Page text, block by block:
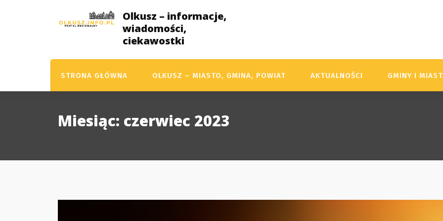
Olkusz – informacje,
wiadomości,
ciekawostki
STRONA GŁÓWNA OLKUSZ – MIASTO, GMINA, POWIAT AKTUALNOŚCI GMINY I
Miesiąc: czerwiec 2023